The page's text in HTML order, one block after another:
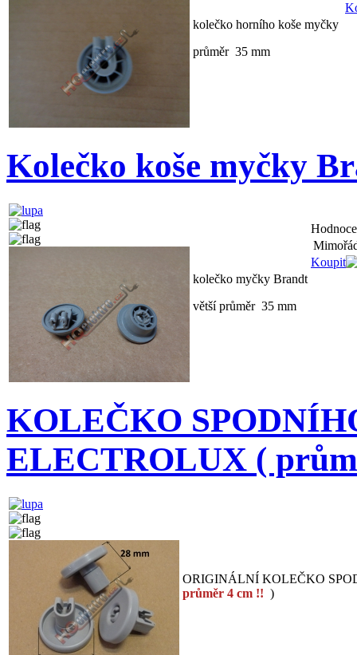
kolečko horního koše myčky
průměr 35 mm
Kolečko koše myčky
kolečko myčky Brandt
větší průměr 35 mm
Koupit
KOLEČKO
ELECTROLUX (
ORIGINÁLNÍ KOLEČKO
průměr 4 cm !! )